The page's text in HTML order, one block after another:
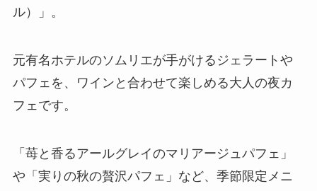
ル）」。
元有名ホテルのソムリエが手がけるジェラートや
パフェを、ワインと合わせて楽しめる大人の夜カ
フェです。
「苺と香るアールグレイのマリアージュパフェ」
や「実りの秋の贅沢パフェ」など、季節限定メニ